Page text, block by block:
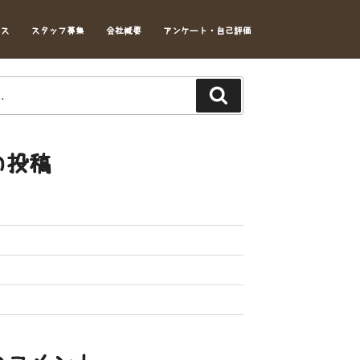
スタッフ募集 会社概要 アンケート・自己評価
投稿